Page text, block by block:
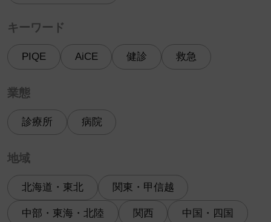
キーワード
PIQE AiCE 健診 救急
業態
診療所 病院
地域
北海道・東北 関東・甲信越
中部・東海・北陸 関西 中国・四国